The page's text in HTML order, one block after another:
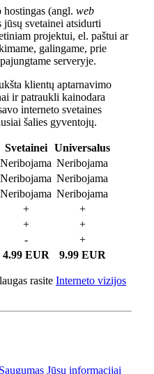
(angl. web
svetainei atsidurti
projektui, el. paštui ar
galingame, prie
serveryje.
klientų aptarnavimo
ir patraukli kainodara
interneto svetaines
šalies gyventojų.
Svetainei
Universalus
Neribojama Neribojama
Neribojama Neribojama
Neribojama Neribojama
+
+
+
+
-
+
4.99 EUR 9.99 EUR
rasite Interneto vizijos